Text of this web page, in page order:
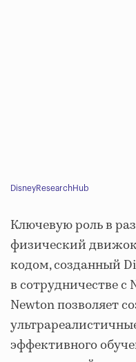
DisneyResearchHub
Ключевую роль в
физический
кодом, созданный
в сотрудничестве с
Newton позволяет
эффективного